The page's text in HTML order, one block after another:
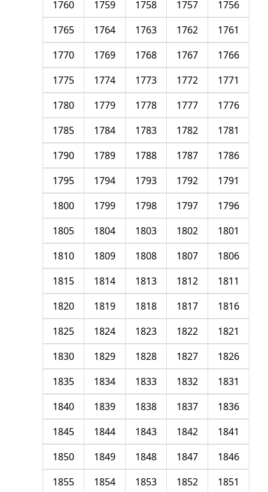
1756
1757
1758
1759
1760
1761
1762
1763
1764
1765
1766
1767
1768
1769
1770
1771
1772
1773
1774
1775
1776
1777
1778
1779
1780
1781
1782
1783
1784
1785
1786
1787
1788
1789
1790
1791
1792
1793
1794
1795
1796
1797
1798
1799
1800
1801
1802
1803
1804
1805
1806
1807
1808
1809
1810
1811
1812
1813
1814
1815
1816
1817
1818
1819
1820
1821
1822
1823
1824
1825
1826
1827
1828
1829
1830
1831
1832
1833
1834
1835
1836
1837
1838
1839
1840
1841
1842
1843
1844
1845
1846
1847
1848
1849
1850
1851
1852
1853
1854
1855